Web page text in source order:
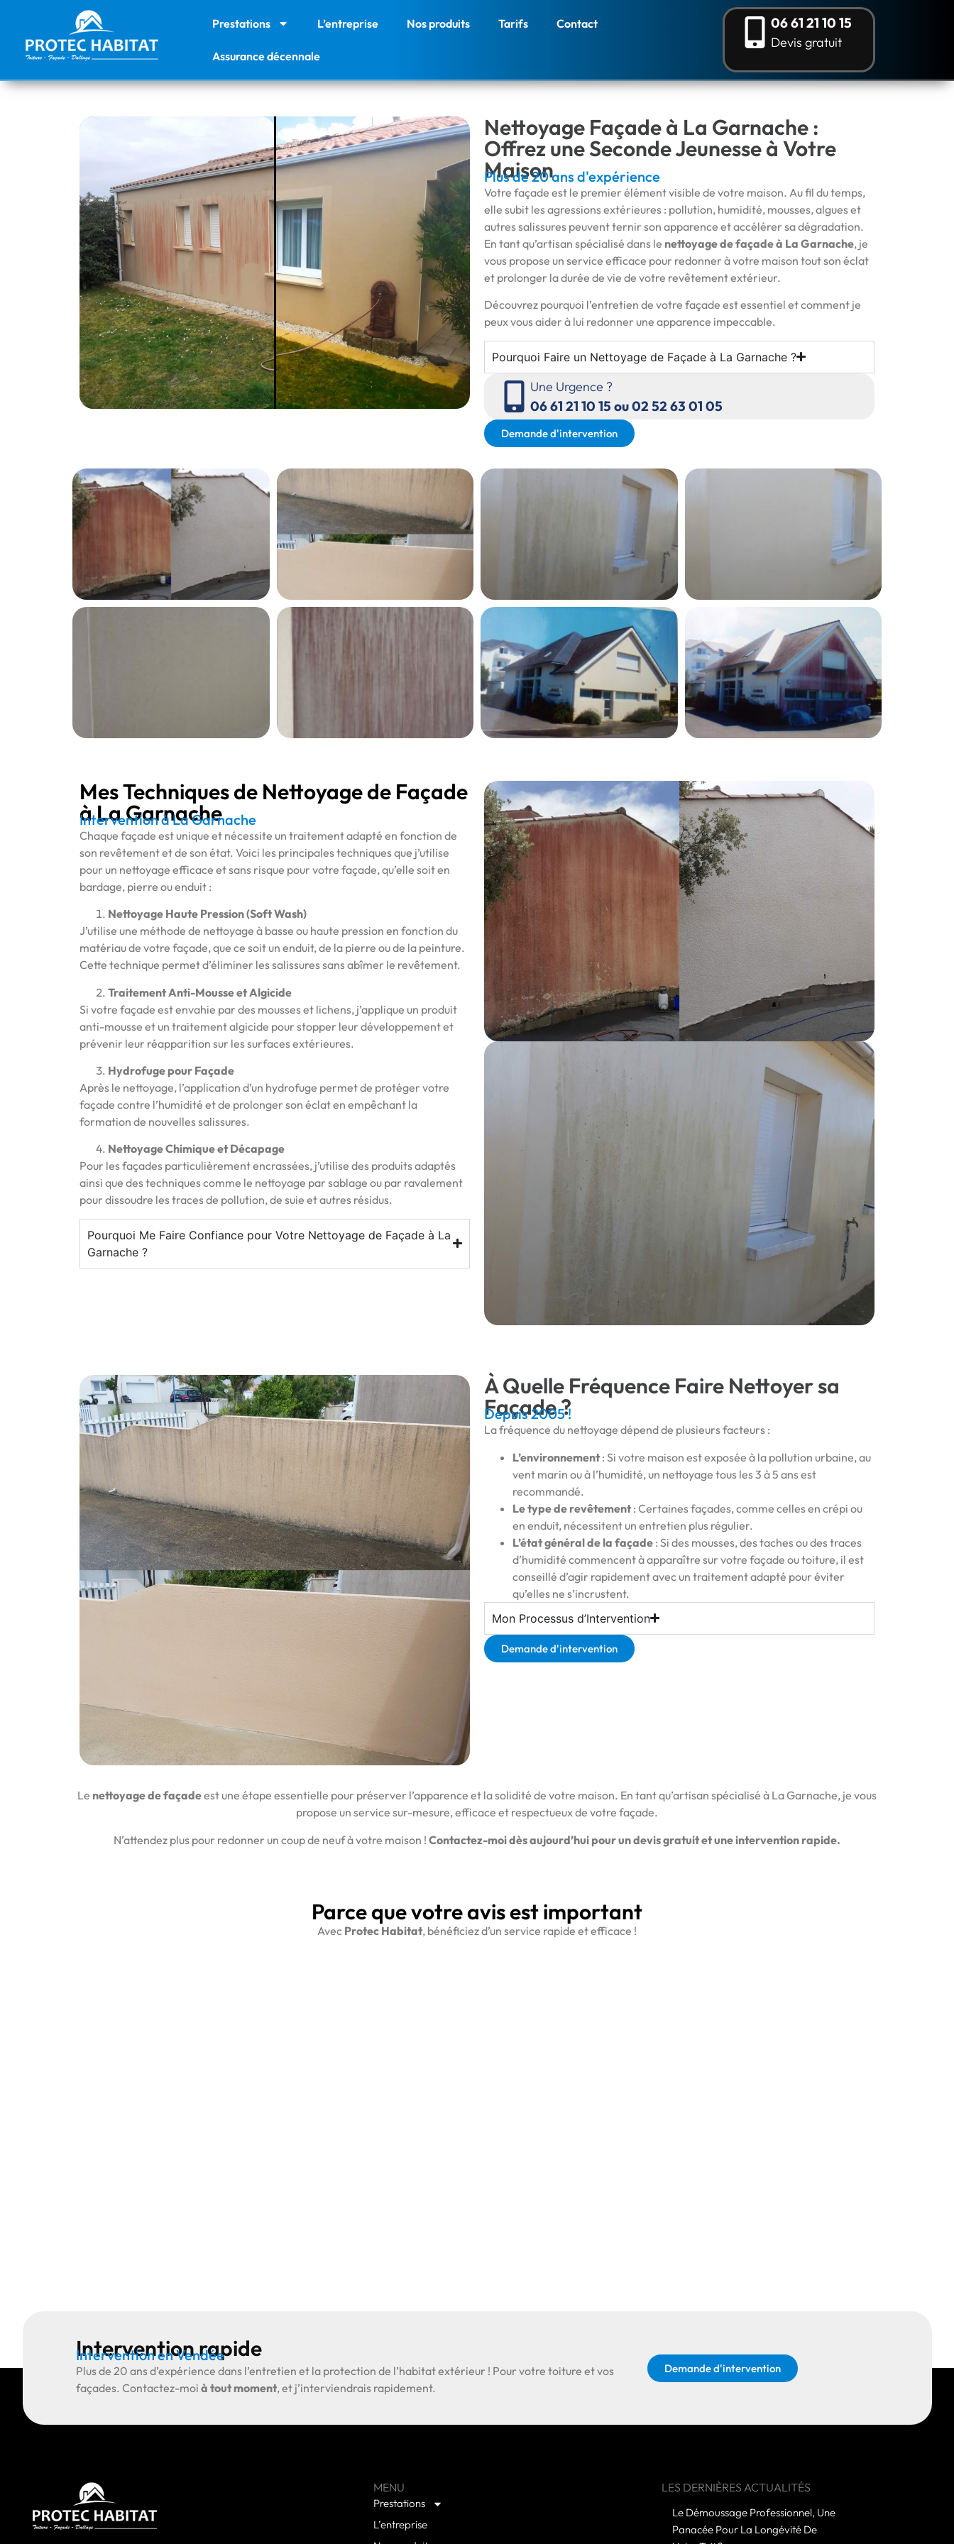
Prestations L’entreprise Nos produits Tarifs Contact
Assurance décennale
06 61 21 10 15
Devis gratuit
Nettoyage Façade à La Garnache :
Offrez une Seconde Jeunesse à Votre
Maison
Plus de 20 ans d'expérience
Votre façade est le premier élément visible de votre maison. Au fil du temps,
elle subit les agressions extérieures : pollution, humidité, mousses, algues et
autres salissures peuvent ternir son apparence et accélérer sa dégradation.
En tant qu’artisan spécialisé dans le nettoyage de façade à La Garnache, je
vous propose un service efficace pour redonner à votre maison tout son éclat
et prolonger la durée de vie de votre revêtement extérieur.
Découvrez pourquoi l’entretien de votre façade est essentiel et comment je
peux vous aider à lui redonner une apparence impeccable.
Pourquoi Faire un Nettoyage de Façade à La Garnache ?
Une Urgence ?
06 61 21 10 15 ou 02 52 63 01 05
Demande d'intervention
Mes Techniques de Nettoyage de Façade
à La Garnache
Intervention à La Garnache
Chaque façade est unique et nécessite un traitement adapté en fonction de
son revêtement et de son état. Voici les principales techniques que j’utilise
pour un nettoyage efficace et sans risque pour votre façade, qu’elle soit en
bardage, pierre ou enduit :
Nettoyage Haute Pression (Soft Wash)
J’utilise une méthode de nettoyage à basse ou haute pression en fonction du
matériau de votre façade, que ce soit un enduit, de la pierre ou de la peinture.
Cette technique permet d’éliminer les salissures sans abîmer le revêtement.
Traitement Anti-Mousse et Algicide
Si votre façade est envahie par des mousses et lichens, j’applique un produit
anti-mousse et un traitement algicide pour stopper leur développement et
prévenir leur réapparition sur les surfaces extérieures.
Hydrofuge pour Façade
Après le nettoyage, l’application d’un hydrofuge permet de protéger votre
façade contre l’humidité et de prolonger son éclat en empêchant la
formation de nouvelles salissures.
Nettoyage Chimique et Décapage
Pour les façades particulièrement encrassées, j’utilise des produits adaptés
ainsi que des techniques comme le nettoyage par sablage ou par ravalement
pour dissoudre les traces de pollution, de suie et autres résidus.
Pourquoi Me Faire Confiance pour Votre Nettoyage de Façade à La
Garnache ?
À Quelle Fréquence Faire Nettoyer sa
Façade ?
Depuis 2005 !
La fréquence du nettoyage dépend de plusieurs facteurs :
L’environnement : Si votre maison est exposée à la pollution urbaine, au
vent marin ou à l’humidité, un nettoyage tous les 3 à 5 ans est
recommandé.
Le type de revêtement : Certaines façades, comme celles en crépi ou
en enduit, nécessitent un entretien plus régulier.
L’état général de la façade : Si des mousses, des taches ou des traces
d’humidité commencent à apparaître sur votre façade ou toiture, il est
conseillé d’agir rapidement avec un traitement adapté pour éviter
qu’elles ne s’incrustent.
Mon Processus d’Intervention
Demande d'intervention
Le nettoyage de façadeest une étape essentielle pour préserver l’apparence et la solidité de votre maison. En tant qu’artisan spécialisé à La Garnache, je vous
propose un service sur-mesure, efficace et respectueux de votre façade.
N’attendez plus pour redonner un coup de neuf à votre maison ! Contactez-moi dès aujourd’hui pour un devis gratuit et une intervention rapide.
Parce que votre avis est important
Avec Protec Habitat, bénéficiez d’un service rapide et efficace !
Intervention rapide
Intervention en Vendée
Plus de 20 ans d’expérience dans l’entretien et la protection de l’habitat extérieur ! Pour votre toiture et vos
façades. Contactez-moi à tout moment, et j’interviendrais rapidement.
Demande d'intervention
MENU
Prestations
L’entreprise
LES DERNIÈRES ACTUALITÉS
Le Démoussage Professionnel, Une
Panacée Pour La Longévité De